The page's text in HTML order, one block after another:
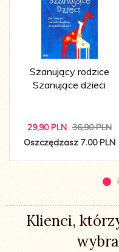
Szanujący rodzice
Szanujące dzieci
29,90 PLN 36,90 PLN
Oszczędzasz 7.00 PLN
Klienci,